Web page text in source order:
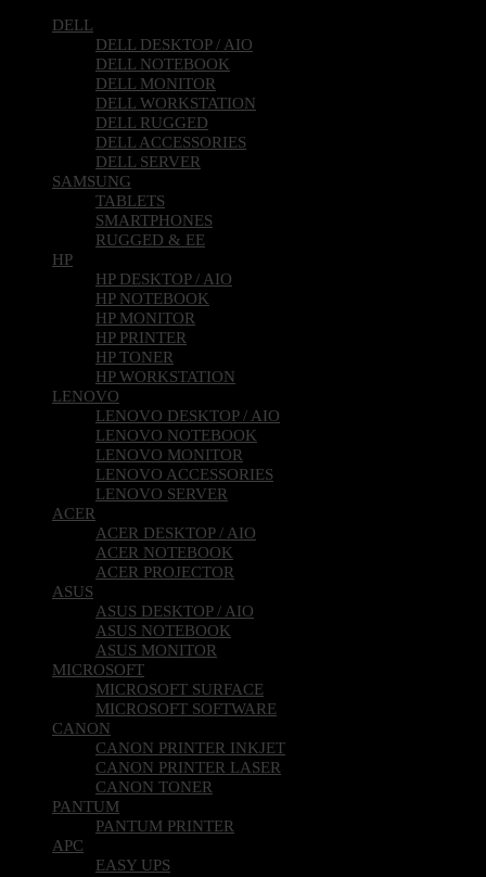
DELL
DELL DESKTOP / AIO
DELL NOTEBOOK
DELL MONITOR
DELL WORKSTATION
DELL RUGGED
DELL ACCESSORIES
DELL SERVER
SAMSUNG
TABLETS
SMARTPHONES
RUGGED & EE
HP
HP DESKTOP / AIO
HP NOTEBOOK
HP MONITOR
HP PRINTER
HP TONER
HP WORKSTATION
LENOVO
LENOVO DESKTOP / AIO
LENOVO NOTEBOOK
LENOVO MONITOR
LENOVO ACCESSORIES
LENOVO SERVER
ACER
ACER DESKTOP / AIO
ACER NOTEBOOK
ACER PROJECTOR
ASUS
ASUS DESKTOP / AIO
ASUS NOTEBOOK
ASUS MONITOR
MICROSOFT
MICROSOFT SURFACE
MICROSOFT SOFTWARE
CANON
CANON PRINTER INKJET
CANON PRINTER LASER
CANON TONER
PANTUM
PANTUM PRINTER
APC
EASY UPS